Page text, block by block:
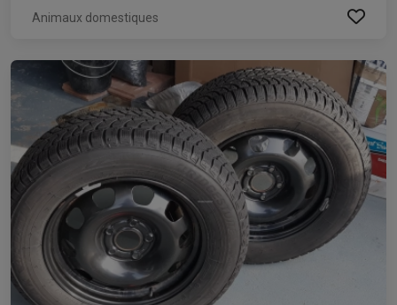
Animaux domestiques